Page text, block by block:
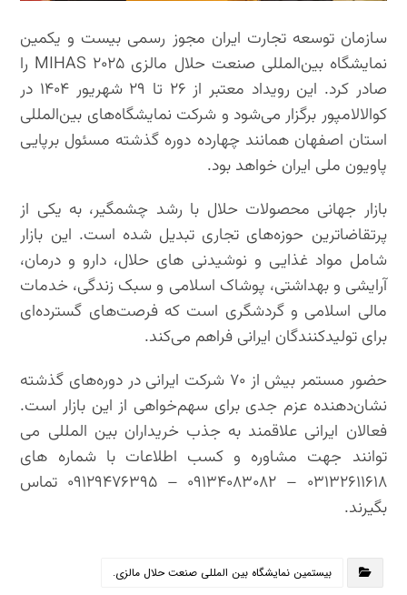
سازمان توسعه تجارت ایران مجوز رسمی بیست و یکمین
نمایشگاه بین‌المللی صنعت حلال مالزی MIHAS ۲۰۲۵ را
صادر کرد. این رویداد معتبر از ۲۶ تا ۲۹ شهریور ۱۴۰۴ در
کوالالامپور برگزار می‌شود و شرکت نمایشگاه‌های بین‌المللی
استان اصفهان همانند چهارده دوره گذشته مسئول برپایی
پاویون ملی ایران خواهد بود.
بازار جهانی محصولات حلال با رشد چشمگیر، به یکی از
پرتقاضاترین حوزه‌های تجاری تبدیل شده است. این بازار
شامل مواد غذایی و نوشیدنی های حلال، دارو و درمان،
آرایشی و بهداشتی، پوشاک اسلامی و سبک زندگی، خدمات
مالی اسلامی و گردشگری است که فرصت‌های گسترده‌ای
برای تولیدکنندگان ایرانی فراهم می‌کند.
حضور مستمر بیش از ۷۰ شرکت ایرانی در دوره‌های گذشته
نشان‌دهنده عزم جدی برای سهم‌خواهی از این بازار است.
فعالان ایرانی علاقمند به جذب خریداران بین المللی می
توانند جهت مشاوره و کسب اطلاعات با شماره های
۰۳۱۳۲۶۱۱۶۱۸ – ۰۹۱۳۴۰۸۳۰۸۲ – ۰۹۱۲۹۴۷۶۳۹۵ تماس
بگیرند.
بیستمین نمایشگاه بین المللی صنعت حلال مالزی.